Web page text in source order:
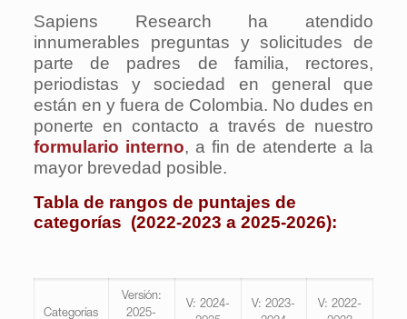
Sapiens Research ha atendido
innumerables preguntas y solicitudes de
parte de padres de familia, rectores,
periodistas y sociedad en general que
están en y fuera de Colombia. No dudes en
ponerte en contacto a través de nuestro
formulario interno, a fin de atenderte a la
mayor brevedad posible.
Tabla de rangos de puntajes de
categorías (2022-2023 a 2025-2026):
Categorías
Versión:
2025-
V: 2024-
V: 2023-
V: 2022-